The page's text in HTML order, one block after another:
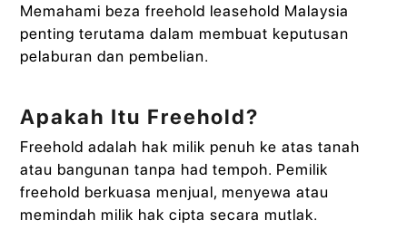
Memahami beza freehold leasehold Malaysia
penting terutama dalam membuat keputusan
pelaburan dan pembelian.
Apakah Itu Freehold?
Freehold adalah hak milik penuh ke atas tanah
atau bangunan tanpa had tempoh. Pemilik
freehold berkuasa menjual, menyewa atau
memindah milik hak cipta secara mutlak.